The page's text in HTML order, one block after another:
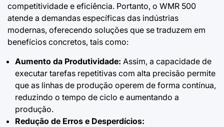
competitividade e eficiência. Portanto, o WMR 500
atende a demandas específicas das indústrias
modernas, oferecendo soluções que se traduzem em
benefícios concretos, tais como:
Aumento da Produtividade: Assim, a capacidade de
executar tarefas repetitivas com alta precisão permite
que as linhas de produção operem de forma contínua,
reduzindo o tempo de ciclo e aumentando a
produção.
Redução de Erros e Desperdícios: